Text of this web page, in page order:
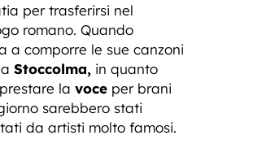
per trasferirsi nel
romano. Quando
a comporre le sue canzoni
Stoccolma, in quanto
la voce per brani
sarebbero stati
da artisti molto famosi.